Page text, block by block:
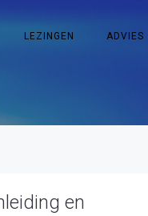
LEZINGEN ADVIES
en